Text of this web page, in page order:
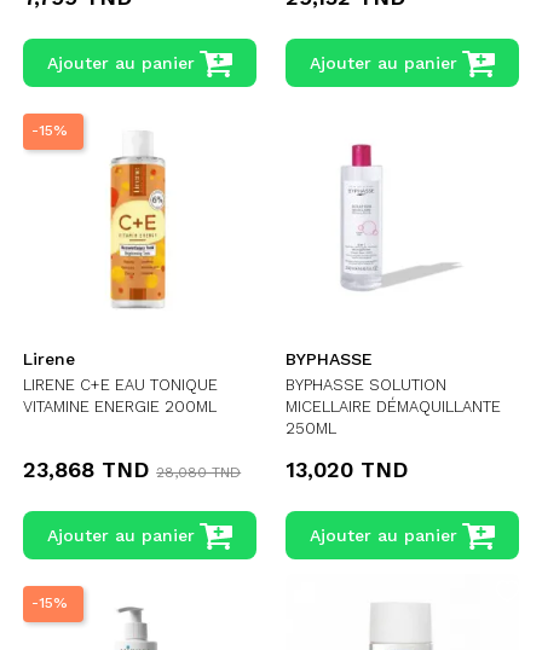
Ajouter au panier Ajouter au panier
-15%
Lirene
LIRENE C+E EAU TONIQUE
VITAMINE ENERGIE 200ML
23,868 TND 28,080 TND
Ajouter au panier
BYPHASSE
BYPHASSE SOLUTION
MICELLAIRE DÉMAQUILLANTE
250ML
13,020 TND
Ajouter au panier
-15%